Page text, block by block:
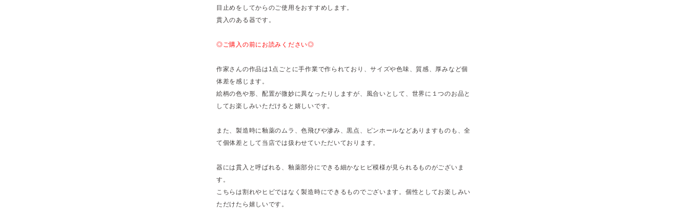
目止めをしてからのご使用をおすすめします。
貫入のある器です。
◎ご購入の前にお読みください◎
作家さんの作品は1点ごとに手作業で作られており、サイズや色味、質感、厚みなど個
体差を感じます。
絵柄の色や形、配置が微妙に異なったりしますが、風合いとして、世界に１つのお品と
してお楽しみいただけると嬉しいです。
また、製造時に釉薬のムラ、色飛びや滲み、黒点、ピンホールなどありますものも、全
て個体差として当店では扱わせていただいております。
器には貫入と呼ばれる、釉薬部分にできる細かなヒビ模様が見られるものがございま
す。
こちらは割れやヒビではなく製造時にできるものでございます。個性としてお楽しみい
ただけたら嬉しいです。